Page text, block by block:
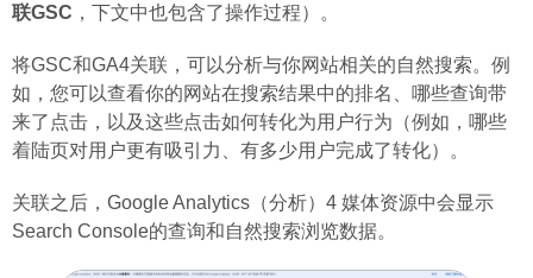
联GSC ，下文中也包含了操作过程）。
将GSC和GA4关联，可以分析与你网站相关的自然搜索。例
如，您可以查看你的网站在搜索结果中的排名、哪些查询带
来了点击，以及这些点击如何转化为用户行为（例如，哪些
着陆页对用户更有吸引力、有多少用户完成了转化）。
关联之后，Google Analytics（分析）4 媒体资源中会显示
Search Console的查询和自然搜索浏览数据。